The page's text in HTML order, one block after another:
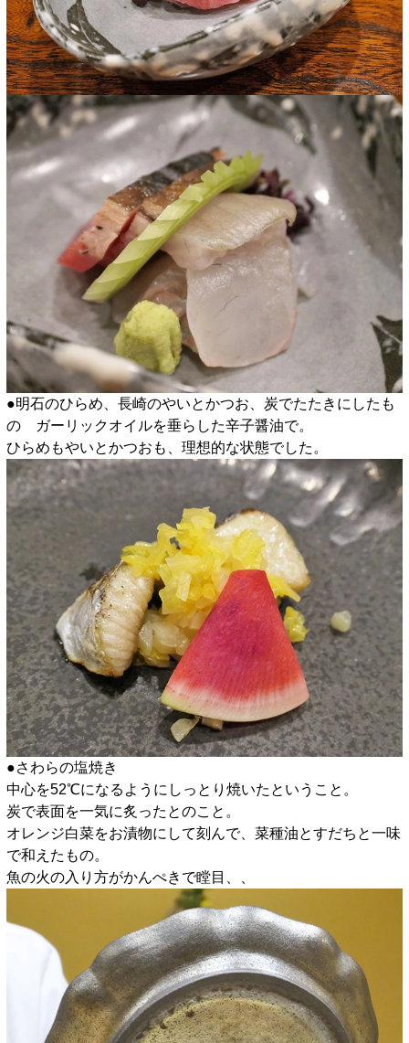
●明石のひらめ、長崎のやいとかつお、炭でたたきにしたも
の ガーリックオイルを垂らした辛子醤油で。
ひらめもやいとかつおも、理想的な状態でした。
●さわらの塩焼き
中心を52℃になるようにしっとり焼いたということ。
炭で表面を一気に炙ったとのこと。
オレンジ白菜をお漬物にして刻んで、菜種油とすだちと一味
で和えたもの。
魚の火の入り方がかんぺきで瞠目、、